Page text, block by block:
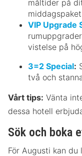
måltider på
VIP Upgrade
vistelse på
3=2 Special:
två och
Vårt tips: Vänta
dessa hotell
Sök och boka
För Augusti kan du